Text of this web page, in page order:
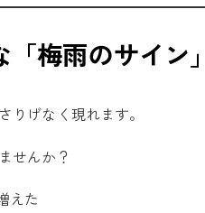
梅雨のサイン」
りげなく現れます。
せんか？
えた